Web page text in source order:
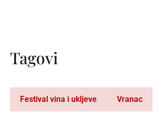
Tagovi
Festival vina i ukljeve Vranac